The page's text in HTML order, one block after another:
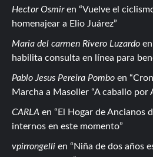
Hector Osmiren
Vuelve el
homenajear a Elio Juárez
Maria del carmen Rivero Luzardo en
habilita consulta en línea para
Pablo Jesus Pereira Pombo en
Marcha a Masoller “A caballo por
CARLA en
El Hogar de Ancianos
internos en este momento
vpirrongelli en
Niña de dos años